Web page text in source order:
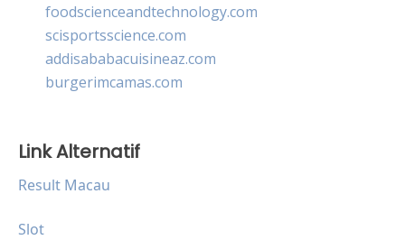
foodscienceandtechnology.com
scisportsscience.com
addisababacuisineaz.com
burgerimcamas.com
Link Alternatif
Result Macau
Slot